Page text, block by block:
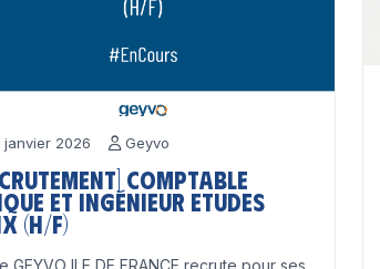
janvier 2026 Geyvo
Comptable
et Ingénieur Etudes
(H/F)
GEYVO ILE DE FRANCE recrute pour ses